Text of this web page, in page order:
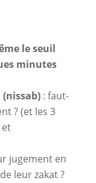
le seuil
minutes
: faut-
? (et les 3
jugement en
leur zakat ?